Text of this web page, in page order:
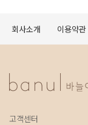
회사소개 이용약관
고객센터